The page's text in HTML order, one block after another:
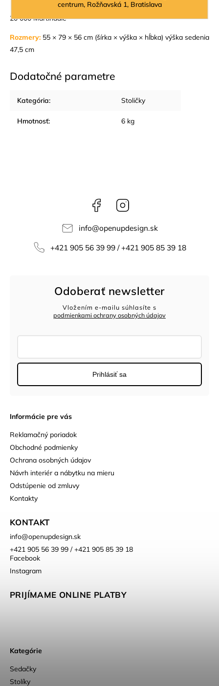
centrum, Rožňavská 1, Bratislava
20 000 Martindale
Rozmery: 55 × 79 × 56 cm (šírka × výška × hĺbka) výška sedenia
47,5 cm
Dodatočné parametre
Kategória: Stoličky
Hmotnosť: 6 kg
Facebook
info@openupdesign.sk
+421 905 56 39 99 / +421 905 85 39 18
Informácie pre vás
Reklamačný poriadok
Obchodné podmienky
Ochrana osobných údajov
Návrh interiér a nábytku na mieru
Odstúpenie od zmluvy
Kontakty
KONTAKT
info@openupdesign.sk
+421 905 56 39 99 / +421 905 85 39 18
Facebook
Instagram
PRIJÍMAME ONLINE PLATBY
Kategórie
Sedačky
Stolíky
Odoberať newsletter
Vložením e-mailu súhlasíte s
podmienkami ochrany osobných údajov
Prihlásiť sa